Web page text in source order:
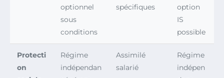
optionnel
sous
conditions
spécifiques
option
IS
possible
Protecti
on
Régime
indépendan
Assimilé
salarié
Régime
indépen